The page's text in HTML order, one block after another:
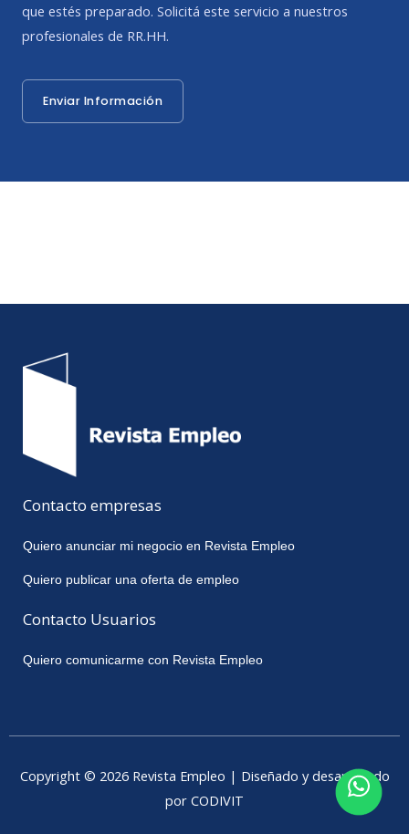
que estés preparado. Solicitá este servicio a nuestros
profesionales de RR.HH.
Enviar Información
Contacto empresas
Quiero anunciar mi negocio en Revista Empleo
Quiero publicar una oferta de empleo
Contacto Usuarios
Quiero comunicarme con Revista Empleo
Copyright © 2026 Revista Empleo | Diseñado y desarrollado
por CODIVIT